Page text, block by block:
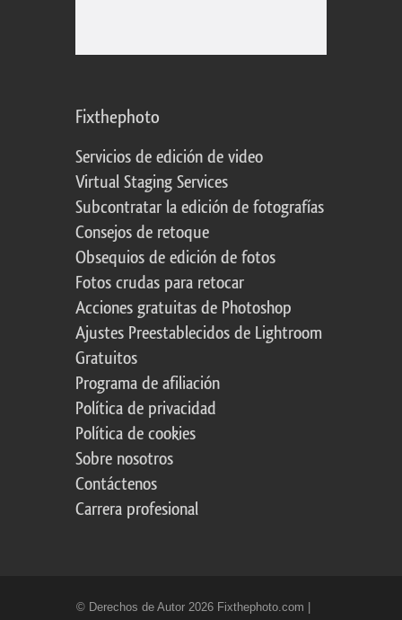
Fixthephoto
Servicios de edición de video
Virtual Staging Services
Subcontratar la edición de fotografías
Consejos de retoque
Obsequios de edición de fotos
Fotos crudas para retocar
Acciones gratuitas de Photoshop
Ajustes Preestablecidos de Lightroom
Gratuitos
Programa de afiliación
Política de privacidad
Política de cookies
Sobre nosotros
Contáctenos
Carrera profesional
© Derechos de Autor 2026 Fixthephoto.com |